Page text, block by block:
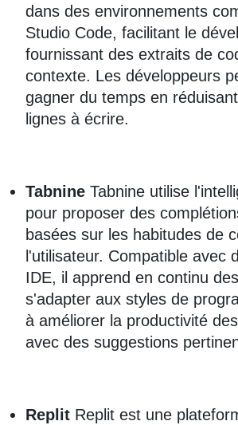
dans des environnements
Studio Code, facilitant le
fournissant des extraits de
contexte. Les développeurs
gagner du temps en
lignes à écrire.
Tabnine Tabnine utilise
pour proposer des
basées sur les habitudes de
l'utilisateur. Compatible avec
IDE, il apprend en continu
s'adapter aux styles de
à améliorer la productivité
avec des suggestions
Replit Replit est une